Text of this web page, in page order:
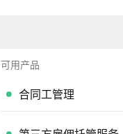
可用产品
合同工管理